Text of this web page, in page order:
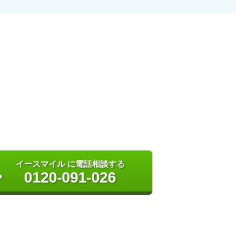
イースマイル に電話相談する
0120-091-026